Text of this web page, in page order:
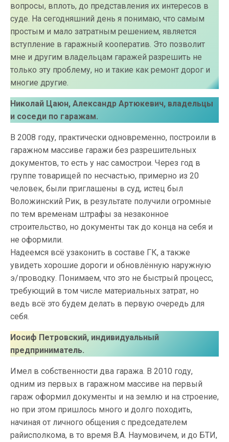
вопросы, вплоть, до представления их интересов в
суде. На сегодняшний день я понимаю, что самым
простым и мало затратным решением, является
вступление в гаражный кооператив. Это позволит
мне и другим владельцам гаражей разрешить не
только эту проблему, но и такие как ремонт дорог и
многие другие.
Николай Цаюн, Александр Артюкевич, владельцы
и соседи по гаражам.
В 2008 году, практически одновременно, построили в
гаражном массиве гаражи без разрешительных
документов, то есть у нас самострои. Через год в
группе товарищей по несчастью, примерно из 20
человек, были приглашены в суд, истец был
Воложинский Рик, в результате получили огромные
по тем временам штрафы за незаконное
строительство, но документы так до конца на себя и
не оформили.
Надеемся всё узаконить в составе ГК, а также
увидеть хорошие дороги и обновлённую наружную
э/проводку. Понимаем, что это не быстрый процесс,
требующий в том числе материальных затрат, но
ведь всё это будем делать в первую очередь для
себя.
Иосиф Петровский, индивидуальный
предприниматель.
Имел в собственности два гаража. В 2010 году,
одним из первых в гаражном массиве на первый
гараж оформил документы и на землю и на строение,
но при этом пришлось много и долго походить,
начиная от личного общения с председателем
райисполкома, в то время В.А. Наумовичем, и до БТИ,